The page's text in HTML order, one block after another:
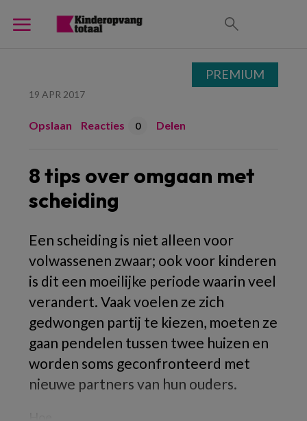
19 APR 2017
Opslaan Reacties 0 Delen
8 tips over omgaan met
scheiding
Een scheiding is niet alleen voor
volwassenen zwaar; ook voor kinderen
is dit een moeilijke periode waarin veel
verandert. Vaak voelen ze zich
gedwongen partij te kiezen, moeten ze
gaan pendelen tussen twee huizen en
worden soms geconfronteerd met
nieuwe partners van hun ouders.
PREMIUM